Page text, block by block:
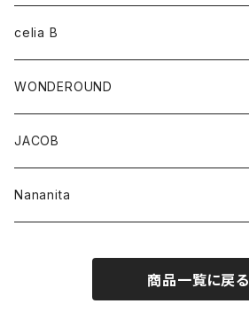
celia B
WONDEROUND
JACOB
Nananita
商品一覧に戻る